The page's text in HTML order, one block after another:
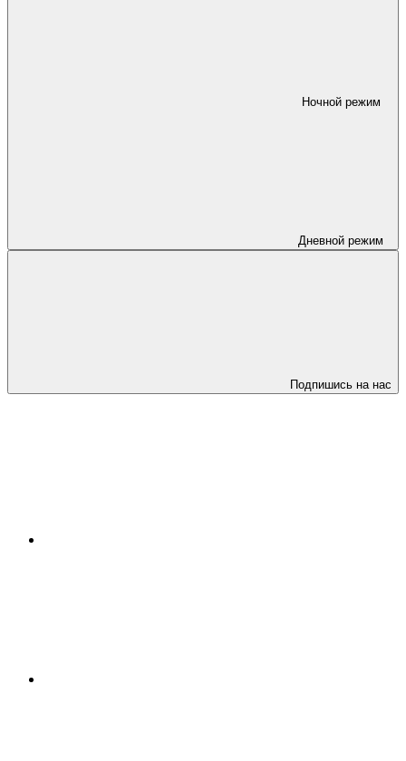
Ночной режим
Дневной режим
Подпишись на нас